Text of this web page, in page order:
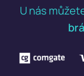
U nás